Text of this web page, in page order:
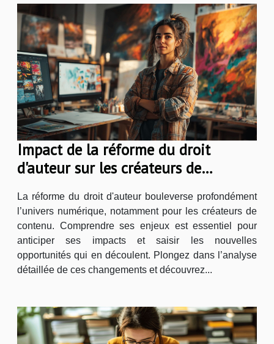
Impact de la réforme du droit
d'auteur sur les créateurs de
La réforme du droit d'auteur bouleverse profondément
l’univers numérique, notamment pour les créateurs de
contenu. Comprendre ses enjeux est essentiel pour
anticiper ses impacts et saisir les nouvelles
opportunités qui en découlent. Plongez dans l’analyse
détaillée de ces changements et découvrez...